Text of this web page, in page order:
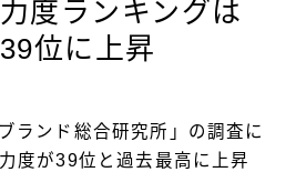
度ランキングは
位に上昇
ランド総合研究所」の調査に
度が39位と過去最高に上昇